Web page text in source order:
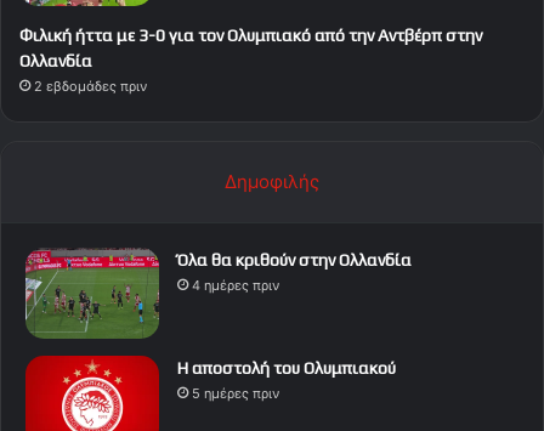
Φιλική ήττα με 3-0 για τον Ολυμπιακό από την Αντβέρπ στην
Ολλανδία
2 εβδομάδες πριν
Δημοφιλής
Όλα θα κριθούν στην Ολλανδία
4 ημέρες πριν
Η αποστολή του Ολυμπιακού
5 ημέρες πριν